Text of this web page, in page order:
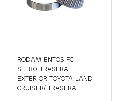
RODAMIENTOS FC
SET80 TRASERA
EXTERIOR TOYOTA LAND
CRUISER/ TRASERA